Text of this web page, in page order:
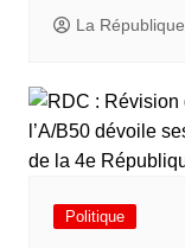
La République
Politique